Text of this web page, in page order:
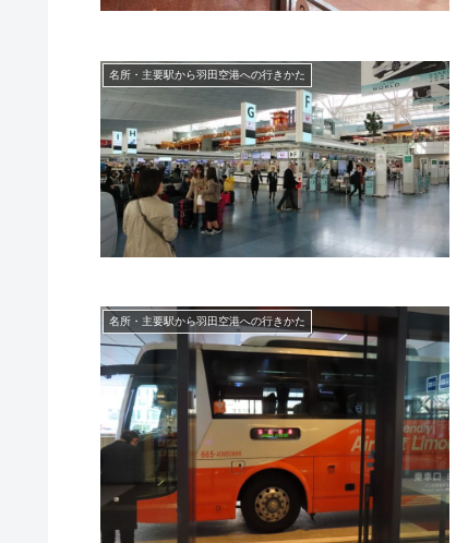
名所・主要駅から羽田空港への行きかた
名所・主要駅から羽田空港への行きかた